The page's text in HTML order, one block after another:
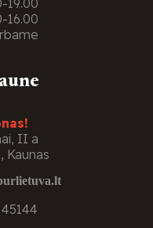
19.00
16.00
II a
Kaunas